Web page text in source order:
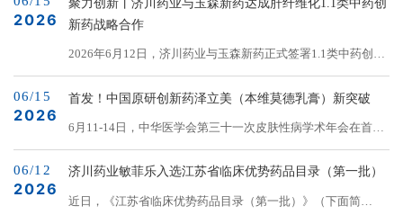
龙止咳颗粒被纳入指南推荐用药，为咳嗽变异性哮喘轻症患儿
提供规范化中医药诊疗选择，丰富儿童咳喘中西医协同治疗路
2026
新药战略合作
2026年6月12日，济川药业与玉森新药正式签署1.1类中药创新
药巴芪柔肝颗粒合作协议。此次合作标志着双方在中药现代化
及肝病治疗领域的战略协同迈入新阶段，亦彰显了两家企业在
高价值中药创新药研发与产业化进程中携手共进、共创价值的
月求教授临床经验方，经上海中医药大学附属曙光医院十余年
粒&rd...
06/15
2026
首发！中国原研创新药泽立美（本维莫德乳膏）新突破
6月11-14日，中华医学会第三十一次皮肤性病学术年会在首都
国际会展中心隆重召开。会议期间，济川药业和泽德曼药业战
略合作的创新药泽立美®本维莫德乳膏治疗3月龄–2岁婴幼儿特
应性皮炎（AD）的首个Ⅲ期临床试验结果由国家儿童医学中
06/12
2026
济川药业敏菲乐入选江苏省临床优势药品目录（第一批）
近日，《江苏省临床优势药品目录（第一批）》（下面简